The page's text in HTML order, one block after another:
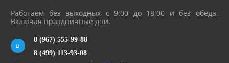
Работаем без выходных с 9:00 до 18:00 и без обеда.
Включая праздничные дни.
8 (967) 555-99-88
8 (499) 113-93-08